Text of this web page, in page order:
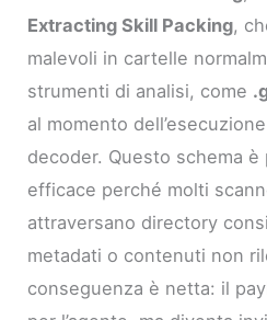
Extracting Skill Packing,
malevoli in cartelle
strumenti di analisi, come
al momento
decoder. Questo schema
efficace perché molti
attraversano directory
metadati o contenuti non
conseguenza è netta: il